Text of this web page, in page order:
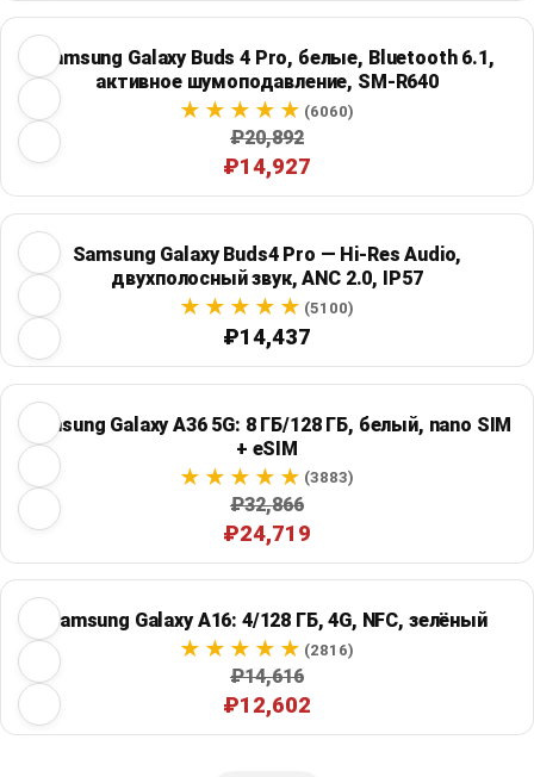
Samsung Galaxy Buds 4 Pro, белые, Bluetooth 6.1,
активное шумоподавление, SM-R640
(6060)
₽20,892
₽14,927
Samsung Galaxy Buds4 Pro — Hi-Res Audio,
двухполосный звук, ANC 2.0, IP57
(5100)
₽14,437
Samsung Galaxy A36 5G: 8 ГБ/128 ГБ, белый, nano SIM
+ eSIM
(3883)
₽32,866
₽24,719
Samsung Galaxy A16: 4/128 ГБ, 4G, NFC, зелёный
(2816)
₽14,616
₽12,602